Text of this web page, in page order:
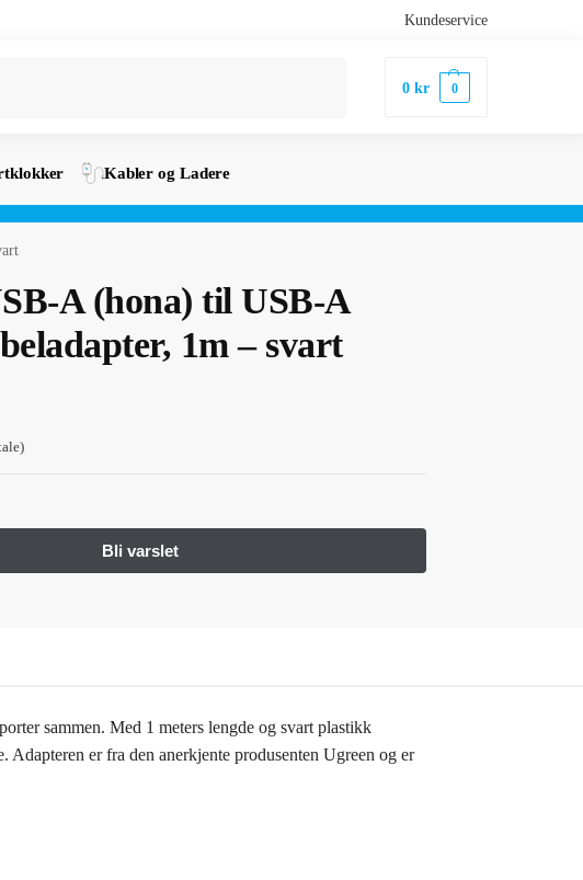
Kundeservice
0kr 0
Kabler og Ladere
A (hona) til USB-A
1m – svart
sammen. Med 1 meters lengde og svart plastikk
er fra den anerkjente produsenten Ugreen og er